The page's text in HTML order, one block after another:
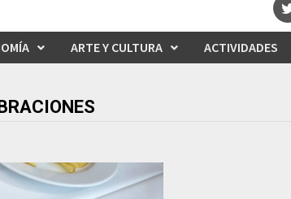
ARTE Y CULTURA ACTIVIDADES